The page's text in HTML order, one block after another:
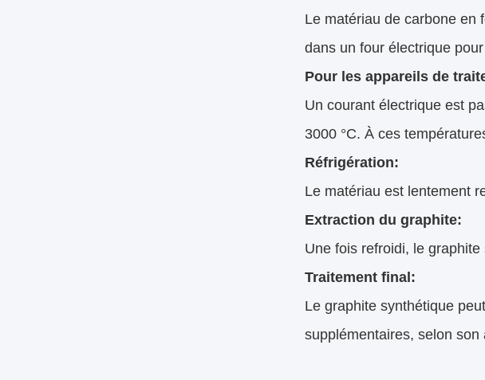
Le matériau de carbone en
dans un four électrique
Pour les appareils de
Un courant électrique est
3000 °C. À ces
Réfrigération:
Le matériau est lentement
Extraction du graphite:
Une fois refroidi, le
Traitement final:
Le graphite synthétique
supplémentaires, selon